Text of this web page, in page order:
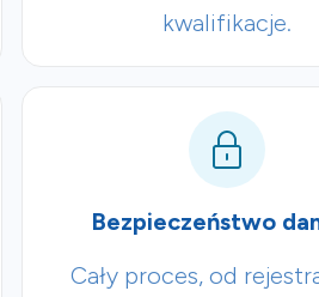
kwalifikacje.
Bezpieczeństwo
Cały proces, od